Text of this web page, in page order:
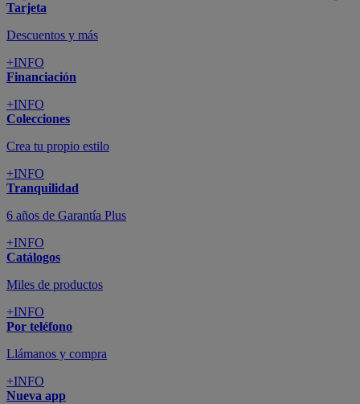
Tarjeta
Descuentos y más
+INFO
Financiación
+INFO
Colecciones
Crea tu propio estilo
+INFO
Tranquilidad
6 años de Garantía Plus
+INFO
Catálogos
Miles de productos
+INFO
Por teléfono
Llámanos y compra
+INFO
Nueva app